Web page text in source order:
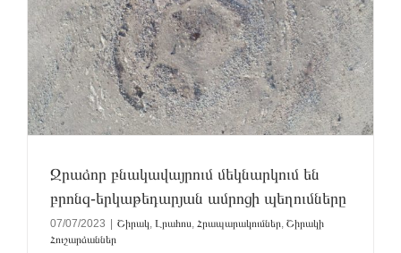
Ջրաձոր բնակավայրում մեկնարկում են
բրոնզ-երկաթեդարյան ամրոցի պեղումները
07/07/2023 | Շիրակ Լրահոս Հրապարակումներ Շիրակի
Հուշարձաններ